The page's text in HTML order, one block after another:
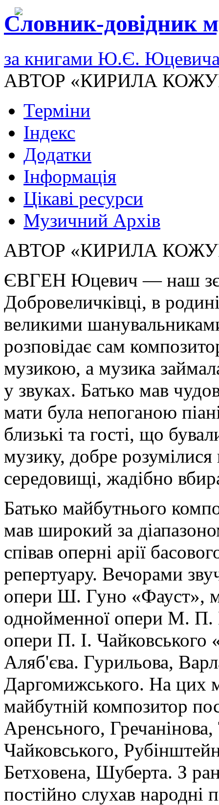
Словник-довідник
за книгами Ю.Є.
АВТОР «КИРИЛА
Терміни
Індекс
Додатки
Інформація
Цікаві ресурси
Музичний Архів
АВТОР «КИРИЛА
ЄВГЕН Юцевич — наш
Добровеличківці, в
великими
розповідає сам
музикою, а музика
у звуках. Батько мав
мати була непоганою
близькі та гості, що
музику, добре
середовищі, жадібно
Батько майбутнього
мав широкий за
співав оперні арії
репертуару. Вечорами
опери Ш. Гуно «Фауст»,
однойменної опери М. П.
опери П. І. Чайковського
Аляб'єва. Гурильова,
Даргомижського. На цих
майбутній композитор
Аренсьного, Гречанінова,
Чайковського,
Бетховена, Шуберта. З
постійно слухав народні